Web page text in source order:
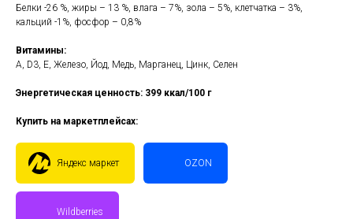
Белки -26 %, жиры – 13 %, влага – 7%, зола – 5%, клетчатка – 3%,
кальций -1%, фосфор – 0,8%
Витамины:
А, D3, Е, Железо, Йод, Медь, Марганец, Цинк, Селен
Энергетическая ценность: 399 ккал/100 г
Купить на маркетплейсах:
Яндекс маркет OZON
Wildberries